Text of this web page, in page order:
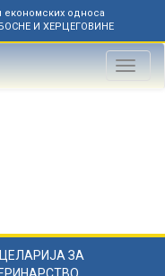
економских односа
И ХЕРЦЕГОВИНЕ
Toggle
ЗА